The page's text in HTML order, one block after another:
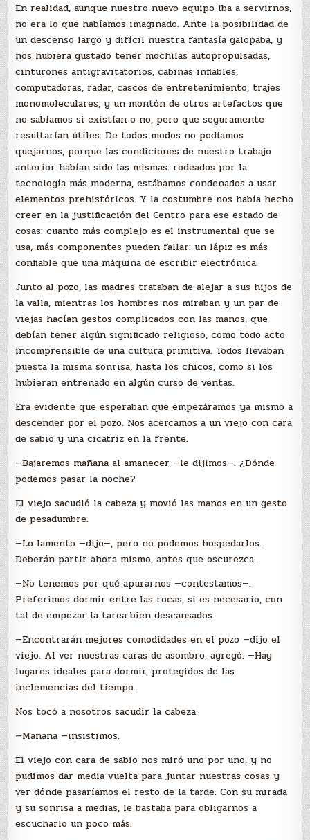
En realidad, aunque nuestro nuevo equipo iba a servirnos,
no era lo que habíamos imaginado. Ante la posibilidad de
un descenso largo y difícil nuestra fantasía galopaba, y
nos hubiera gustado tener mochilas autopropulsadas,
cinturones antigravitatorios, cabinas inflables,
computadoras, radar, cascos de entretenimiento, trajes
monomoleculares, y un montón de otros artefactos que
no sabíamos si existían o no, pero que seguramente
resultarían útiles. De todos modos no podíamos
quejarnos, porque las condiciones de nuestro trabajo
anterior habían sido las mismas: rodeados por la
tecnología más moderna, estábamos condenados a usar
elementos prehistóricos. Y la costumbre nos había hecho
creer en la justificación del Centro para ese estado de
cosas: cuanto más complejo es el instrumental que se
usa, más componentes pueden fallar: un lápiz es más
confiable que una máquina de escribir electrónica.
Junto al pozo, las madres trataban de alejar a sus hijos de
la valla, mientras los hombres nos miraban y un par de
viejas hacían gestos complicados con las manos, que
debían tener algún significado religioso, como todo acto
incomprensible de una cultura primitiva. Todos llevaban
puesta la misma sonrisa, hasta los chicos, como si los
hubieran entrenado en algún curso de ventas.
Era evidente que esperaban que empezáramos ya mismo a
descender por el pozo. Nos acercamos a un viejo con cara
de sabio y una cicatriz en la frente.
—Bajaremos mañana al amanecer —le dijimos—. ¿Dónde
podemos pasar la noche?
El viejo sacudió la cabeza y movió las manos en un gesto
de pesadumbre.
—Lo lamento —dijo—, pero no podemos hospedarlos.
Deberán partir ahora mismo, antes que oscurezca.
—No tenemos por qué apurarnos —contestamos—.
Preferimos dormir entre las rocas, si es necesario, con
tal de empezar la tarea bien descansados.
—Encontrarán mejores comodidades en el pozo —dijo el
viejo. Al ver nuestras caras de asombro, agregó: —Hay
lugares ideales para dormir, protegidos de las
inclemencias del tiempo.
Nos tocó a nosotros sacudir la cabeza.
—Mañana —insistimos.
El viejo con cara de sabio nos miró uno por uno, y no
pudimos dar media vuelta para juntar nuestras cosas y
ver dónde pasaríamos el resto de la tarde. Con su mirada
y su sonrisa a medias, le bastaba para obligarnos a
escucharlo un poco más.